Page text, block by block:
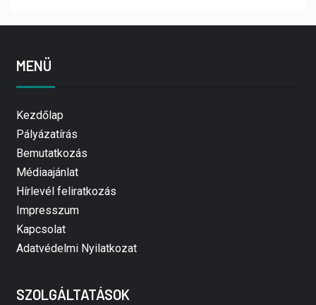
MENÜ
Kezdőlap
Pályázatírás
Bemutatkozás
Médiaajánlat
Hírlevél feliratkozás
Impresszum
Kapcsolat
Adatvédelmi Nyilatkozat
SZOLGÁLTATÁSOK